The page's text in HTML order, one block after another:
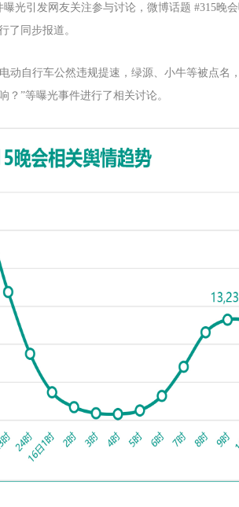
光引发网友关注参与讨论，微博话题 #315
了同步报道。
动自行车公然违规提速，绿源、小牛等被点名
”等曝光事件进行了相关讨论。